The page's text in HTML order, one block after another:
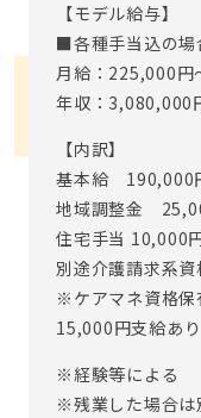
安心してください｡
単なる事務仕事では
いる｣実感が味わえま
をしたり、お客様と
す。事務所内は、事
境です。
また､ご入居者とス
イムでのお仕事の魅
事務スタッフは直接
とのちょっとしたお
も。。。♪
【モデル給与】
■各種手当込の場
月給：225,000円
年収：3,080,000
【内訳】
基本給 190,000
地域調整金
住宅手当 10,000
別途介護請求系
※ケアマネ資格保
15,000円支給あり
※経験等による
※残業した場合は